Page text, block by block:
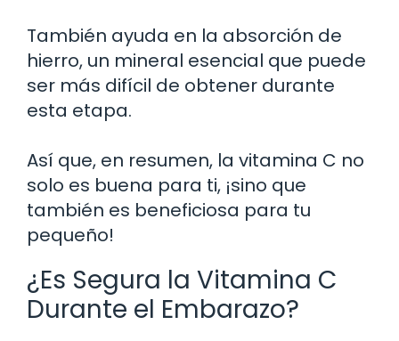
También ayuda en la absorción de
hierro, un mineral esencial que puede
ser más difícil de obtener durante
esta etapa.
Así que, en resumen, la vitamina C no
solo es buena para ti, ¡sino que
también es beneficiosa para tu
pequeño!
¿Es Segura la Vitamina C
Durante el Embarazo?